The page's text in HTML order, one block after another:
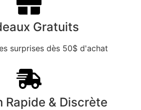
Gratuits
surprises dès 50$ d'achat
Rapide & Discrète